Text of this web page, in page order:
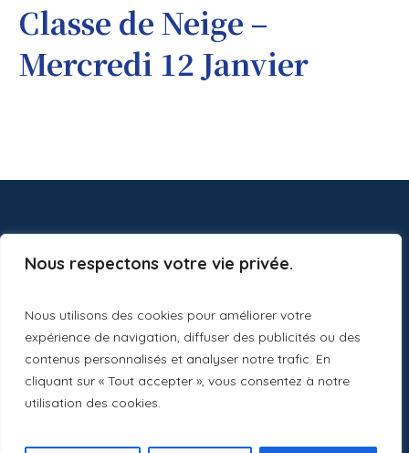
Nous respectons votre vie privée.
Nous utilisons des cookies pour améliorer votre
expérience de navigation, diffuser des publicités ou des
contenus personnalisés et analyser notre trafic. En
cliquant sur « Tout accepter », vous consentez à notre
utilisation des cookies.
Classe de Neige –
Mercredi 12 Janvier